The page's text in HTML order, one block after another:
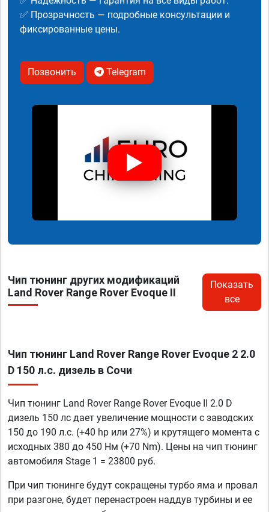
✅ Прозрачность — подробные консультации и
фиксированные цены.
Позвонить Telegram
Чип тюнинг других модификаций
Land Rover Range Rover Evoque II
Показать
все
Чип тюнинг Land Rover Range Rover Evoque 2 2.0
D 150 л.с. дизель в Сочи
Чип тюнинг Land Rover Range Rover Evoque II 2.0 D
дизель 150 лс дает увеличение мощности с заводских
150 до 190 л.с. (+40 hp или 27%) и крутящего момента с
исходных 380 до 450 Нм (+70 Nm). Цены на чип тюнинг
автомобиля Stage 1 = 23800 руб.
При чип тюнинге будут сокращены турбо яма и провал
при разгоне, будет перенастроен наддув турбины и ее